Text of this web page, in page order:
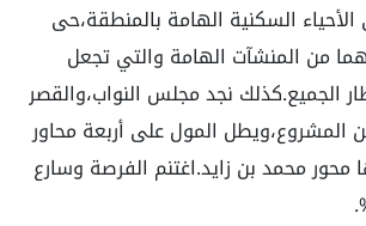
السكنية الهامة بالمنطقة،حى
من المنشآت الهامة والتي تجعل
الجميع.كذلك نجد مجلس النواب،والقصر
المشروع،ويطل المول على أربعة محاور
محور محمد بن زايد.اغتنم الفرصة وسارع